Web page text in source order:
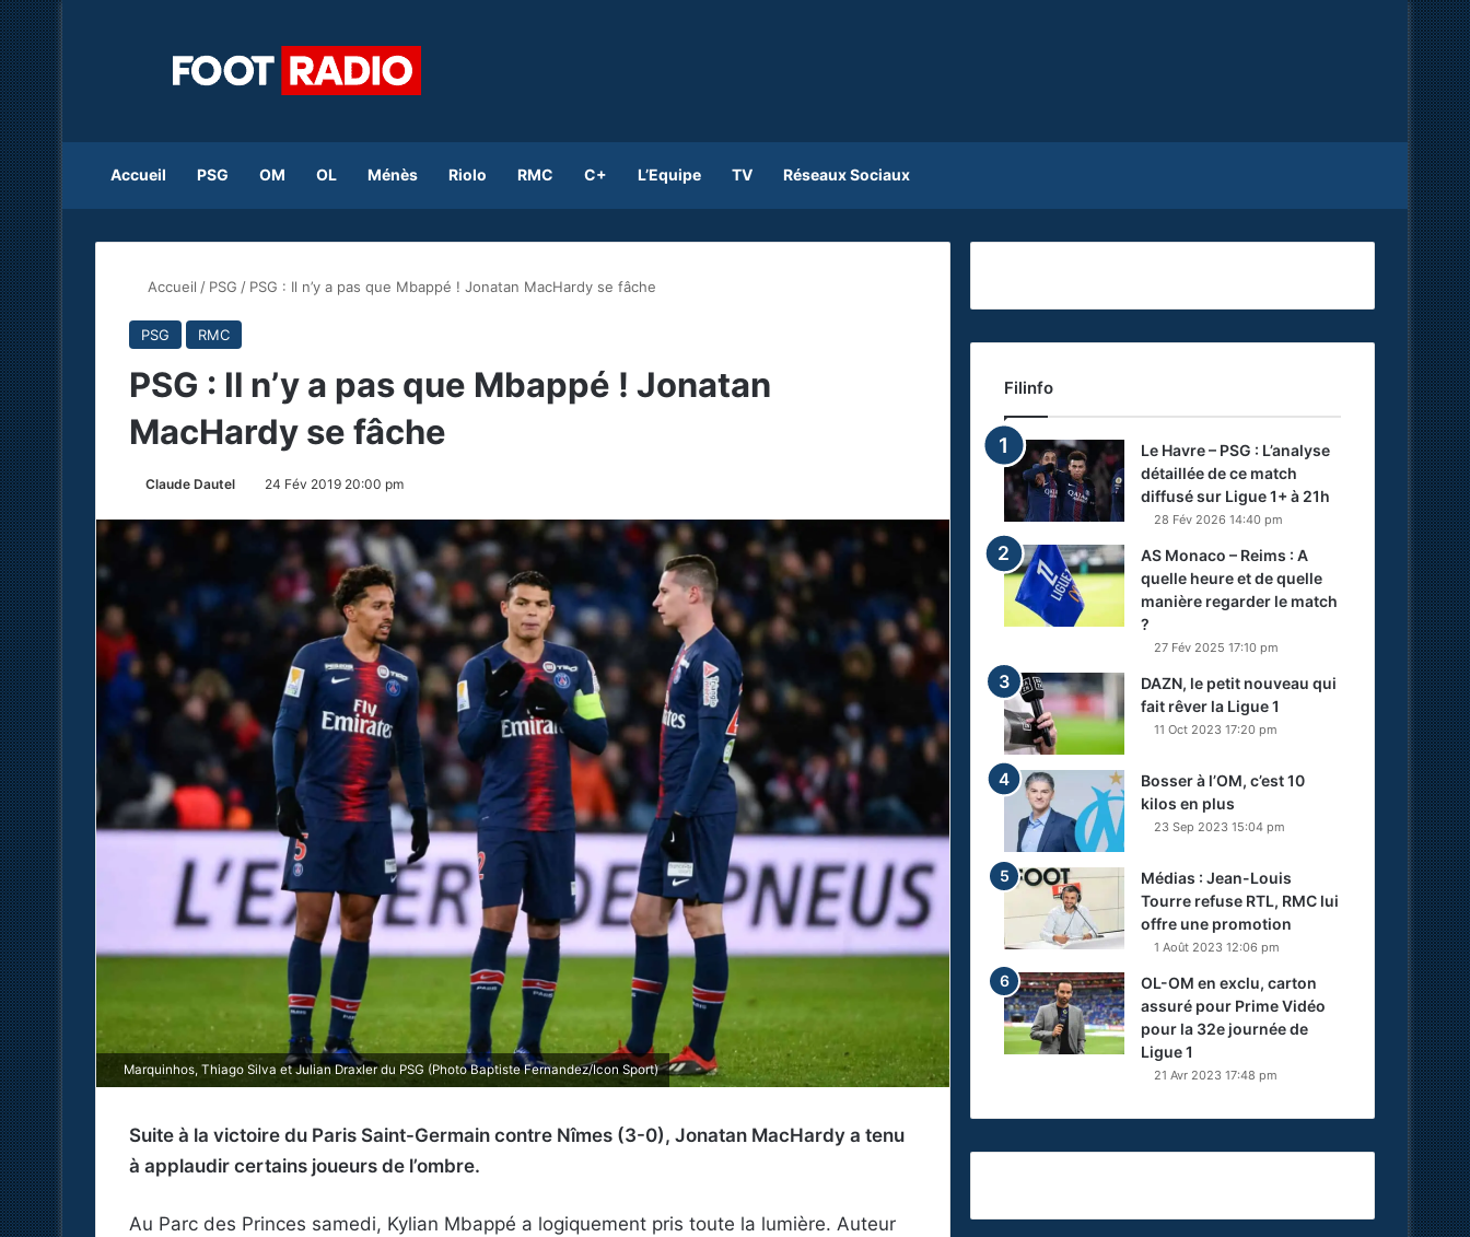
Accueil PSG OM OL Ménès Riolo RMC C+ L’Equipe TV Réseaux Sociaux
Accueil / PSG / PSG : Il n’y a pas que Mbappé ! Jonatan MacHardy se fâche
PSG RMC
PSG : Il n’y a pas que Mbappé ! Jonatan
MacHardy se fâche
Claude Dautel 24 Fév 2019 20:00 pm
Marquinhos, Thiago Silva et Julian Draxler du PSG (Photo Baptiste Fernandez/Icon Sport)
Suite à la victoire du Paris Saint-Germain contre Nîmes (3-0), Jonatan MacHardy a tenu
à applaudir certains joueurs de l’ombre.
Au Parc des Princes samedi, Kylian Mbappé a logiquement pris toute la lumière. Auteur
Filinfo
Le Havre – PSG : L’analyse
détaillée de ce match
diffusé sur Ligue 1+ à 21h
28 Fév 2026 14:40 pm
AS Monaco – Reims : A
quelle heure et de quelle
manière regarder le match
?
27 Fév 2025 17:10 pm
DAZN, le petit nouveau qui
fait rêver la Ligue 1
11 Oct 2023 17:20 pm
Bosser à l’OM, c’est 10
kilos en plus
23 Sep 2023 15:04 pm
Médias : Jean-Louis
Tourre refuse RTL, RMC lui
offre une promotion
1 Août 2023 12:06 pm
OL-OM en exclu, carton
assuré pour Prime Vidéo
pour la 32e journée de
Ligue 1
21 Avr 2023 17:48 pm